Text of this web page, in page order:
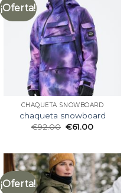
¡Oferta!
CHAQUETA SNOWBOARD
chaqueta snowboard
€92.00 €61.00
¡Oferta!